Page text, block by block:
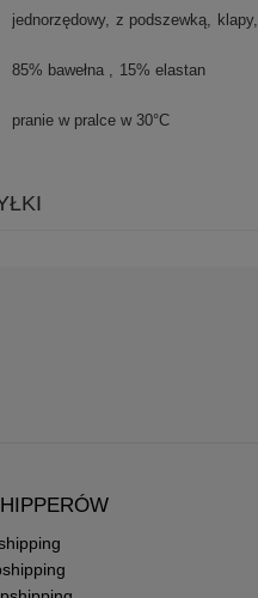
jednorzędowy z podszewką klapy
85% bawełna 15% elastan
pranie w pralce w 30°C